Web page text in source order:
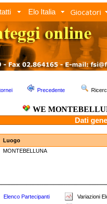
Elo Italia Giocatori
Precedente
WE
Dati
Luogo
MONTEBELLUNA
Elenco Partecipanti Variazioni